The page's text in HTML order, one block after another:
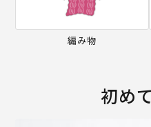
編み物
初め